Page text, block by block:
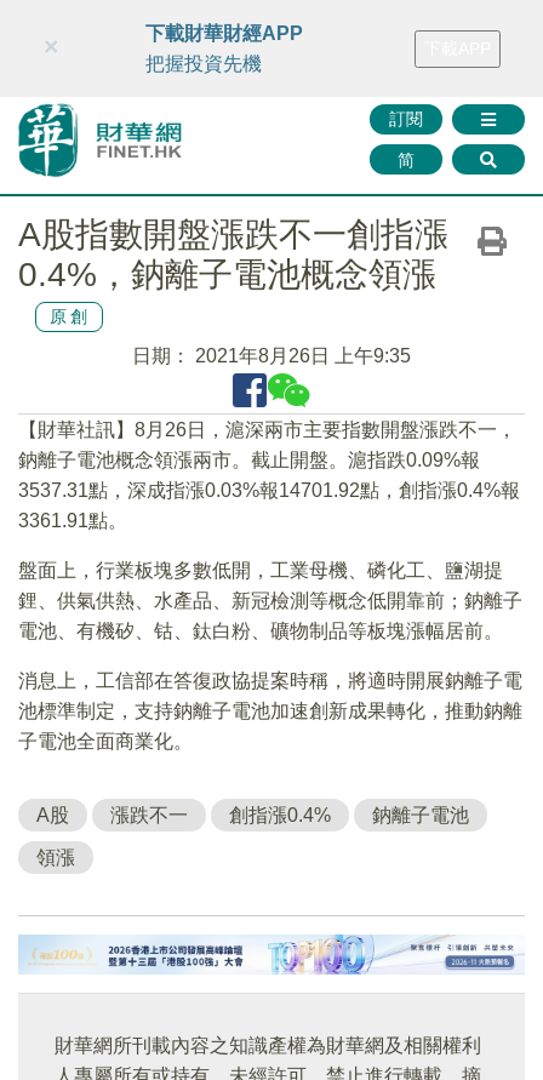
財華智庫網 FINTV FINMETA 財華證券 媒體矩陣
訂閱
简
×
下載財華財經APP
把握投資先機
A股指數開盤漲跌不一創指漲
0.4%，鈉離子電池概念領漲
原創
日期： 2021年8月26日 上午9:35
【財華社訊】8月26日，滬深兩市主要指數開盤漲跌不一，
鈉離子電池概念領漲兩市。截止開盤。滬指跌0.09%報
3537.31點，深成指漲0.03%報14701.92點，創指漲0.4%報
3361.91點。
盤面上，行業板塊多數低開，工業母機、磷化工、鹽湖提
鋰、供氣供熱、水產品、新冠檢測等概念低開靠前；鈉離子
電池、有機矽、钴、鈦白粉、礦物制品等板塊漲幅居前。
消息上，工信部在答復政協提案時稱，將適時開展鈉離子電
池標準制定，支持鈉離子電池加速創新成果轉化，推動鈉離
子電池全面商業化。
A股 漲跌不一 創指漲0.4% 鈉離子電池
領漲
財華網所刊載內容之知識產權為財華網及相關權利
人專屬所有或持有。未經許可，禁止進行轉載、摘